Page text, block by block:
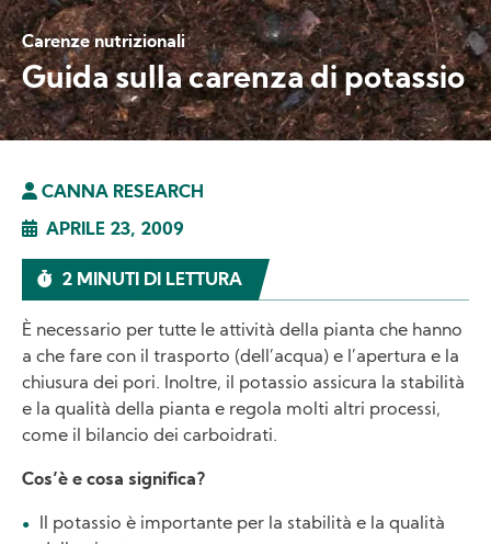
Carenze nutrizionali
Guida sulla carenza di potassio
CANNA RESEARCH
APRILE 23, 2009
2 MINUTI DI LETTURA
È necessario per tutte le attività della pianta che hanno
a che fare con il trasporto (dell’acqua) e l’apertura e la
chiusura dei pori. Inoltre, il potassio assicura la stabilità
e la qualità della pianta e regola molti altri processi,
come il bilancio dei carboidrati.
Cos’è e cosa significa?
Il potassio è importante per la stabilità e la qualità